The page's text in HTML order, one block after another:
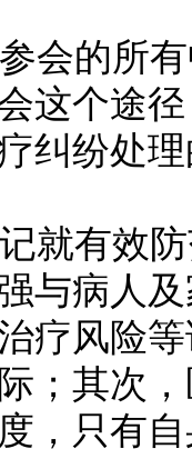
会的所
这个途
纠纷处
就有效
与病人
疗风险
；其次
，只有